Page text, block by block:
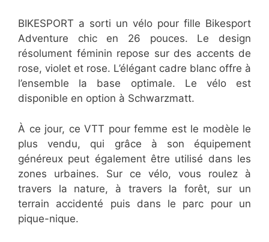
BIKESPORT a sorti un vélo pour fille Bikesport
Adventure chic en 26 pouces. Le design
résolument féminin repose sur des accents de
rose, violet et rose. L’élégant cadre blanc offre à
l’ensemble la base optimale. Le vélo est
disponible en option à Schwarzmatt.
À ce jour, ce VTT pour femme est le modèle le
plus vendu, qui grâce à son équipement
généreux peut également être utilisé dans les
zones urbaines. Sur ce vélo, vous roulez à
travers la nature, à travers la forêt, sur un
terrain accidenté puis dans le parc pour un
pique-nique.